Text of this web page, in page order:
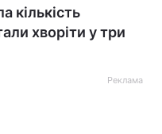
кількість
хворіти у три
Реклама